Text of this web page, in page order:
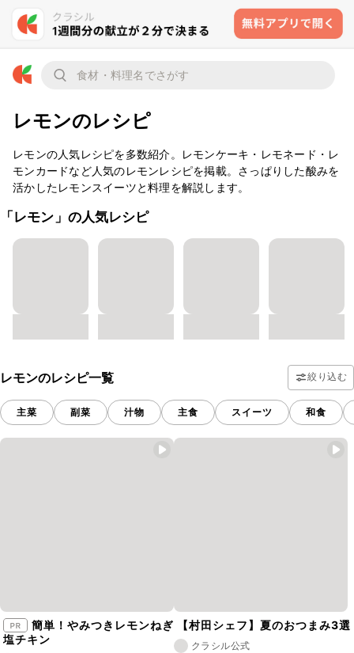
レモンのレシピ
レモンの人気レシピを多数紹介。レモンケーキ・レモネード・レ
モンカードなど人気のレモンレシピを掲載。さっぱりした酸みを
活かしたレモンスイーツと料理を解説します。
「レモン」の人気レシピ
レモンのレシピ一覧 絞り込む
主菜 副菜 汁物 主食 スイーツ 和食
塩チキン
【村田シェフ】夏のおつまみ3選
クラシル公式